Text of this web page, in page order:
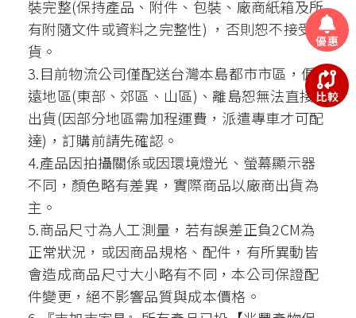
裝完整(保持產品、附件、包裝、廠商紙箱及所
有附隨文件或資料之完整性) ，否則恕不接受退
貨。
3.目前物流公司僅配送台灣本島都市市區，偏
遠地區(東部、郊區、山區)、離島恕無法直接
出貨(因部分地區需加程運費，派遣專車才可配
達)，訂購前請先確認。
4.產品因拍攝關係或因環境燈光、螢幕顯示器
不同，顏色略有差異，實際商品以廠商出貨為
主。
5.商品尺寸為人工測量，若有誤差正負2CM為
正常狀況，或因商品規格、配件，有所異動皆
會造成商品尺寸大小略有不同，本公司保證配
件變更，絕不影響品質與成本價格。
優惠
比較